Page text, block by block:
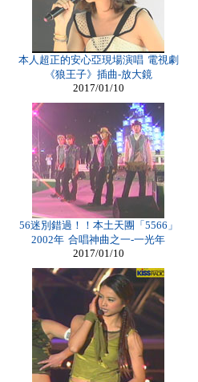
本人超正的安心亞現場演唱 電視劇
《狼王子》插曲-放大鏡
2017/01/10
56迷別錯過！！本土天團「5566」
2002年 合唱神曲之一-一光年
2017/01/10